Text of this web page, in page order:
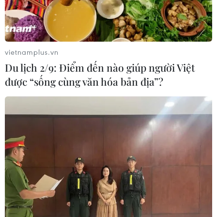
Hồ sơ Phở phải chứng
minh được sức sống của di sản trong
cộng đồng
05/08/2026 07:12
"Lễ mừng cơm mới" và chuỗi hoạt
tại Lào Cai
Lễ hội Văn hóa, Du lịch Mường Lò
năm 2026 sẽ diễn ra từ ngày 25/9 đến
2/10
04/08/2026 14:37
vietnamplus.vn
Du lịch 2/9: Điểm đến nào giúp người Việt
được “sống cùng văn hóa bản địa”?